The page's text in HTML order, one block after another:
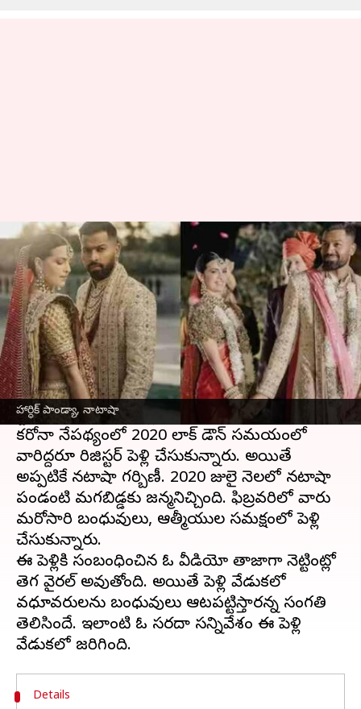
హార్ధిక్ పాండ్యా, నాటాషా
వదినకు లక్ష కాదు.. రూ.ఐదు లక్షలు
ఇస్తా : హార్ధిక్ పాండ్యా
వ్రాసిన వారు Jayachandra Akuri Jun 20, 2023 02:49 pm
ఈ వార్తాకథనం ఏంటి
టీమిండియాఆల్ రౌండర్, గుజరాత్ టైటాన్స్ కెప్టెన్హార్ధిక్
పాండ్యాఈ ఏడాది ఫిబ్రవరిలో తన భార్య నటాషా
స్టాంకోవిక్ ను మళ్లీ పెళ్లి చేసుకున్న విషయం తెలిసిందే.
కరోనా నేపథ్యంలో 2020 లాక్ డౌన్ సమయంలో
వారిద్దరూ రిజిస్టర్ పెళ్లి చేసుకున్నారు. అయితే
అప్పటికే నటాషా గర్బిణీ. 2020 జులై నెలలో నటాషా
పండంటి మగబిడ్డకు జన్మనిచ్చింది. ఫిబ్రవరిలో వారు
మరోసారి బంధువులు, ఆత్మీయుల సమక్షంలో పెళ్లి
చేసుకున్నారు.
ఈ పెళ్లికి సంబంధించిన ఓ వీడియో తాజాగా నెట్టింట్లో
తెగ వైరల్ అవుతోంది. అయితే పెళ్లి వేడుకలో
వధూవరులను బంధువులు ఆటపట్టిస్తారన్న సంగతి
తెలిసిందే. ఇలాంటి ఓ సరదా సన్నివేశం ఈ పెళ్లి
Details